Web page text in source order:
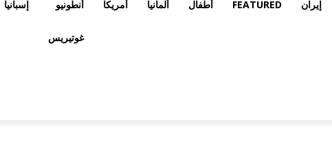
إيران FEATURED أطفال ألمانيا أمريكا أنطونيو
غوتيريس
إسبانيا